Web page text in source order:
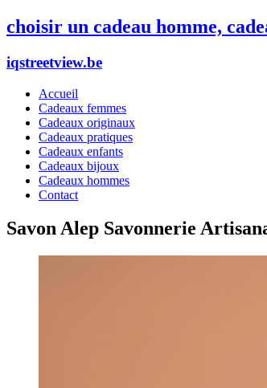
choisir un cadeau homme,
iqstreetview.be
Accueil
Cadeaux femmes
Cadeaux originaux
Cadeaux pratiques
Cadeaux enfants
Cadeaux bijoux
Cadeaux hommes
Contact
Savon Alep Savonnerie